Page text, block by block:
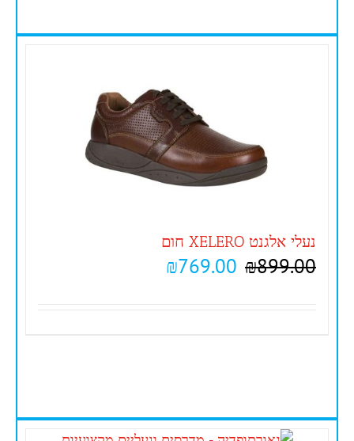
נעלי אלגנט XELERO חום
₪899.00
₪769.00